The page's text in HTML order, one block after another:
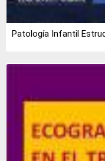
Patología Infantil